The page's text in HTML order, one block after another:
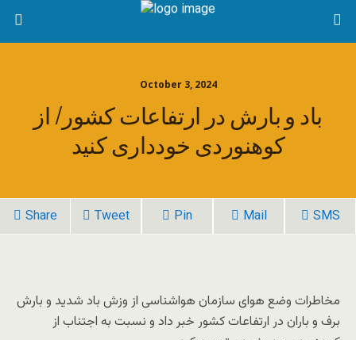
October 3, 2024
باد و بارش در ارتفاعات کشور/ از
کوهنوردی خودداری کنید
Share Tweet Pin Mail SMS
مخاطرات وضع هوای سازمان هواشناسی از وزش باد شدید و بارش
برف و باران در ارتفاعات کشور خبر داد و نسبت به اجتناب از